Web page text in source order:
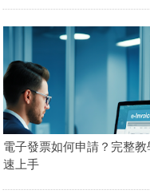
電子發票如何申請？完整教
速上手